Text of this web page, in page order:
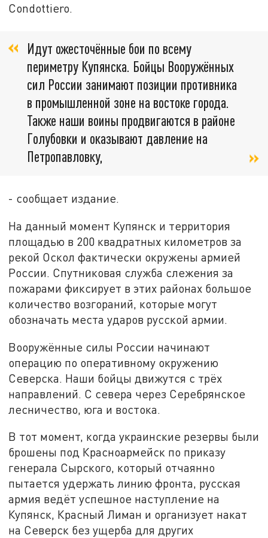
Соndottiero.
Идут ожесточённые бои по всему
периметру Купянска. Бойцы Вооружённых
сил России занимают позиции противника
в промышленной зоне на востоке города.
Также наши воины продвигаются в районе
Голубовки и оказывают давление на
Петропавловку,
- сообщает издание.
На данный момент Купянск и территория
площадью в 200 квадратных километров за
рекой Оскол фактически окружены армией
России. Спутниковая служба слежения за
пожарами фиксирует в этих районах большое
количество возгораний, которые могут
обозначать места ударов русской армии.
Вооружённые силы России начинают
операцию по оперативному окружению
Северска. Наши бойцы движутся с трёх
направлений. С севера через Серебрянское
лесничество, юга и востока.
В тот момент, когда украинские резервы были
брошены под Красноармейск по приказу
генерала Сырского, который отчаянно
пытается удержать линию фронта, русская
армия ведёт успешное наступление на
Купянск, Красный Лиман и организует накат
на Северск без ущерба для других